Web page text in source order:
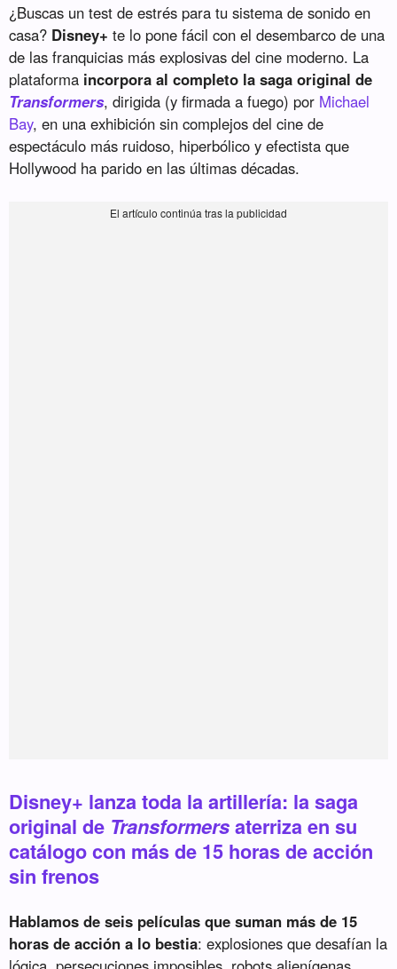
¿Buscas un test de estrés para tu sistema de sonido en
casa? Disney+ te lo pone fácil con el desembarco de una
de las franquicias más explosivas del cine moderno. La
plataforma incorpora al completo la saga original de
Transformers, dirigida (y firmada a fuego) por Michael
Bay, en una exhibición sin complejos del cine de
espectáculo más ruidoso, hiperbólico y efectista que
Hollywood ha parido en las últimas décadas.
Disney+ lanza toda la artillería: la saga
original de Transformersaterriza en su
catálogo con más de 15 horas de acción
sin frenos
Hablamos de seis películas que suman más de 15
horas de acción a lo bestia: explosiones que desafían la